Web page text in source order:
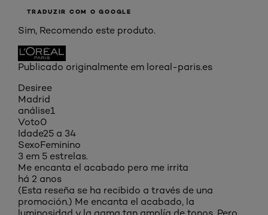
TRADUZIR COM O GOOGLE
Sim, Recomendo este produto.
Publicado originalmente em loreal-paris.es
Desiree
Madrid
análise1
Voto0
Idade25 a 34
SexoFeminino
3 em 5 estrelas.
Me encanta el acabado pero me irrita
há 2 anos
(Esta reseña se ha recibido a través de una
promoción.) Me encanta el acabado, la